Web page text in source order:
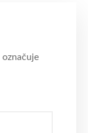
označuje